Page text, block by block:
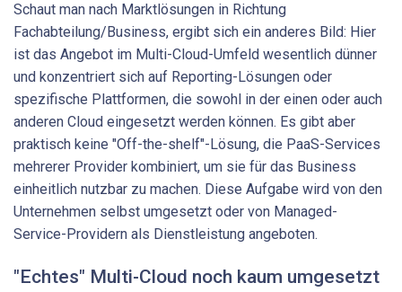
Schaut man nach Marktlösungen in Richtung
Fachabteilung/Business, ergibt sich ein anderes Bild: Hier
ist das Angebot im Multi-Cloud-Umfeld wesentlich dünner
und konzentriert sich auf Reporting-Lösungen oder
spezifische Plattformen, die sowohl in der einen oder auch
anderen Cloud eingesetzt werden können. Es gibt aber
praktisch keine "Off-the-shelf"-Lösung, die PaaS-Services
mehrerer Provider kombiniert, um sie für das Business
einheitlich nutzbar zu machen. Diese Aufgabe wird von den
Unternehmen selbst umgesetzt oder von Managed-
Service-Providern als Dienstleistung angeboten.
"Echtes" Multi-Cloud noch kaum umgesetzt